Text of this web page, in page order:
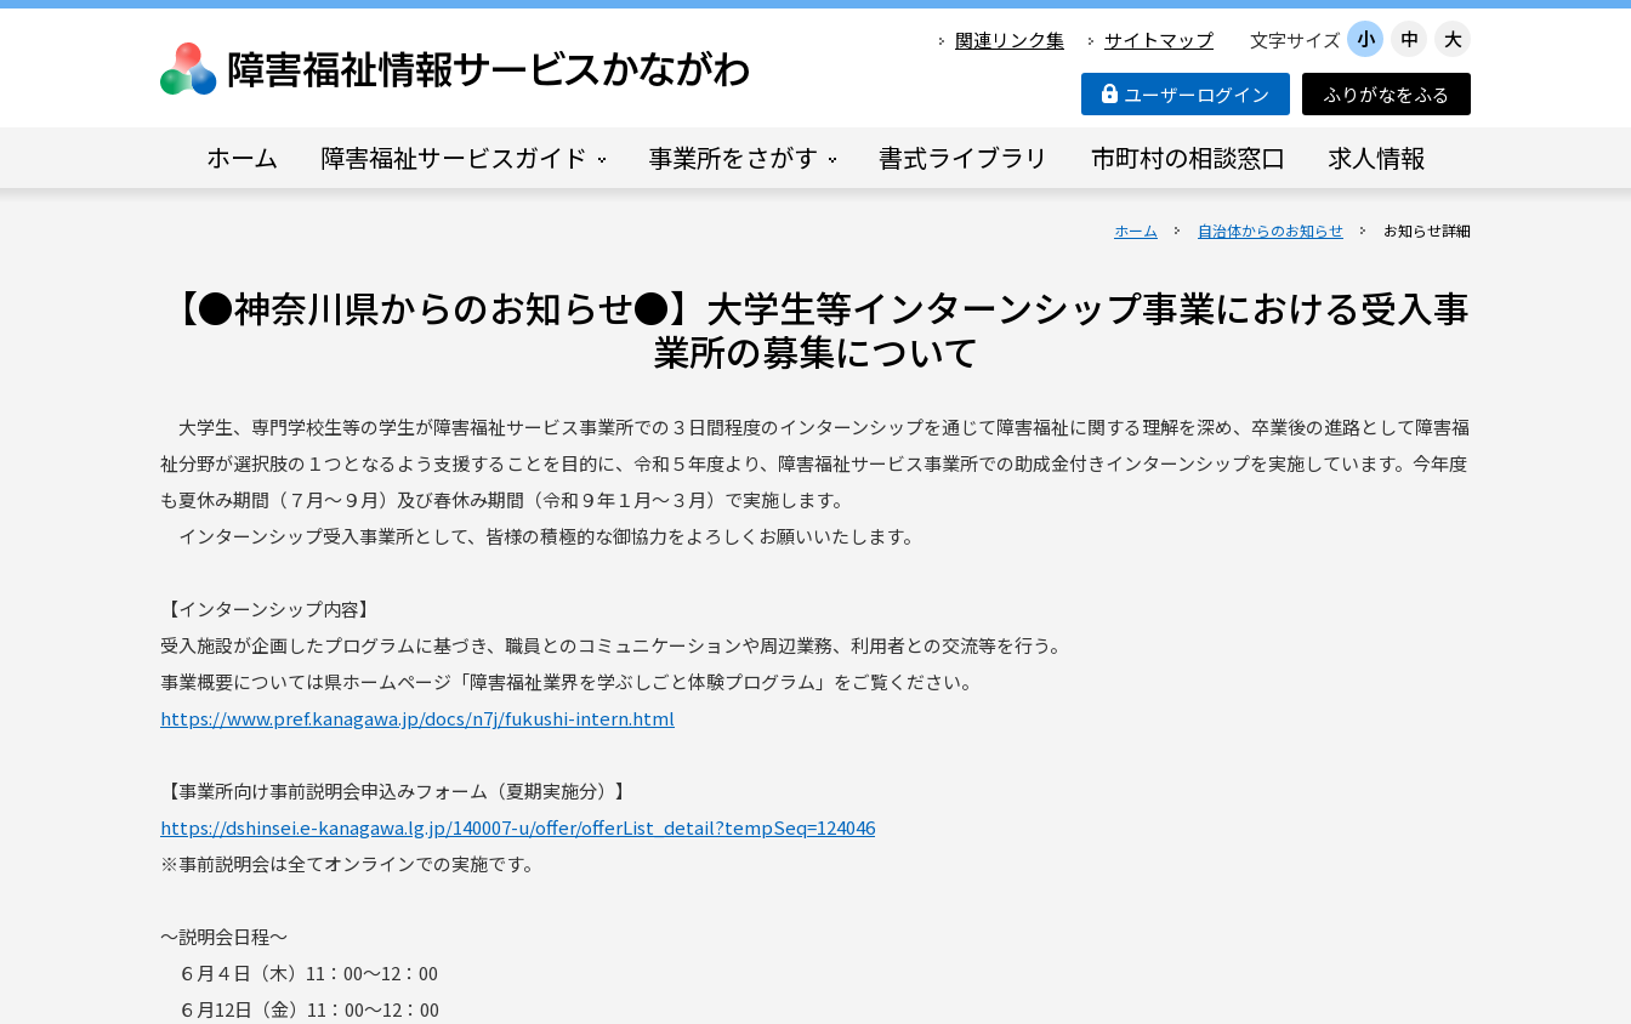
関連リンク集 サイトマップ 文字サイズ 小 中 大
ユーザーログイン ふりがなをふる
ホーム 障害福祉サービスガイド 事業所をさがす 書式ライブラリ 市町村の相談窓口 求人情報
ホーム 自治体からのお知らせ お知らせ詳細
【●神奈川県からのお知らせ●】大学生等インターンシップ事業における受入事
業所の募集について
大学生、専門学校生等の学生が障害福祉サービス事業所での３日間程度のインターンシップを通じて障害福祉に関する理解を深め、卒業後の進路として障害福
祉分野が選択肢の１つとなるよう支援することを目的に、令和５年度より、障害福祉サービス事業所での助成金付きインターンシップを実施しています。今年度
も夏休み期間（７月～９月）及び春休み期間（令和９年１月～３月）で実施します。
インターンシップ受入事業所として、皆様の積極的な御協力をよろしくお願いいたします。
【インターンシップ内容】
受入施設が企画したプログラムに基づき、職員とのコミュニケーションや周辺業務、利用者との交流等を行う。
事業概要については県ホームページ「障害福祉業界を学ぶしごと体験プログラム」をご覧ください。
https://www.pref.kanagawa.jp/docs/n7j/fukushi-intern.html
【事業所向け事前説明会申込みフォーム（夏期実施分）】
https://dshinsei.e-kanagawa.lg.jp/140007-u/offer/offerList_detail?tempSeq=124046
※事前説明会は全てオンラインでの実施です。
～説明会日程～
６月４日（木）11：00～12：00
６月12日（金）11：00～12：00